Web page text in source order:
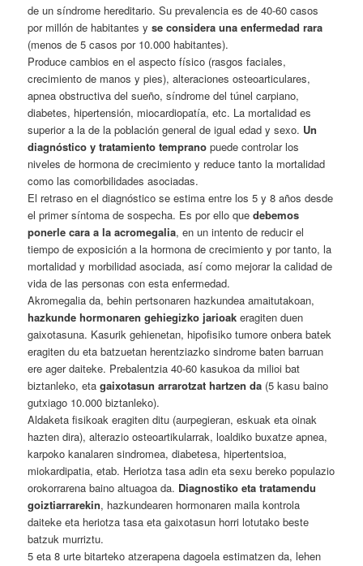
de un síndrome hereditario. Su prevalencia es de 40-60 casos
por millón de habitantes yse considera una enfermedad rara
(menos de 5 casos por 10.000 habitantes).
Produce cambios en el aspecto físico (rasgos faciales,
crecimiento de manos y pies), alteraciones osteoarticulares,
apnea obstructiva del sueño, síndrome del túnel carpiano,
diabetes, hipertensión, miocardiopatía, etc. La mortalidad es
superior a la de la población general de igual edad y sexo. Un
diagnóstico y tratamiento temprano puede controlar los
niveles de hormona de crecimiento y reduce tanto la mortalidad
como las comorbilidades asociadas.
El retraso en el diagnóstico se estima entre los 5 y 8 años desde
el primer síntoma de sospecha. Es por ello que debemos
ponerle cara a la acromegalia, en un intento de reducir el
tiempo de exposición a la hormona de crecimiento y por tanto, la
mortalidad y morbilidad asociada, así como mejorar la calidad de
vida de las personas con esta enfermedad.
Akromegalia da, behin pertsonaren hazkundea amaitutakoan,
hazkunde hormonaren gehiegizko jarioakeragiten duen
gaixotasuna. Kasurik gehienetan, hipofisiko tumore onbera batek
eragiten du eta batzuetan herentziazko sindrome baten barruan
ere ager daiteke. Prebalentzia 40-60 kasukoa da milioi bat
biztanleko, etagaixotasun arrarotzat hartzen da (5 kasu baino
gutxiago 10.000 biztanleko).
Aldaketa fisikoak eragiten ditu (aurpegieran, eskuak eta oinak
hazten dira), alterazio osteoartikularrak, loaldiko buxatze apnea,
karpoko kanalaren sindromea, diabetesa, hipertentsioa,
miokardipatia, etab. Heriotza tasa adin eta sexu bereko populazio
orokorrarena baino altuagoa da. Diagnostiko eta tratamendu
goiztiarrarekin, hazkundearen hormonaren maila kontrola
daiteke eta heriotza tasa eta gaixotasun horri lotutako beste
batzuk murriztu.
5 eta 8 urte bitarteko atzerapena dagoela estimatzen da, lehen